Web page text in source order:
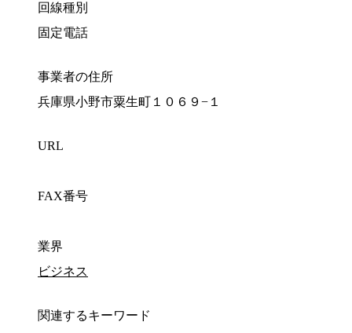
回線種別
固定電話
事業者の住所
兵庫県小野市粟生町１０６９−１
URL
FAX番号
業界
ビジネス
関連するキーワード